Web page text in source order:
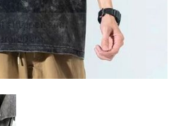
antippen zum